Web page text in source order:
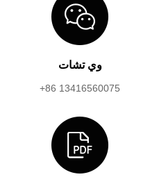
وي تشات
+86 13416560075